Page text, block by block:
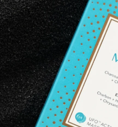
FAQ™ Pure Beauty-Tech
BREAKING NEWS
issa™ Teeth Whitening
Idioma
English Deutsch
Français
Italiano
Polski
Svenska
Türkçe
简体中文